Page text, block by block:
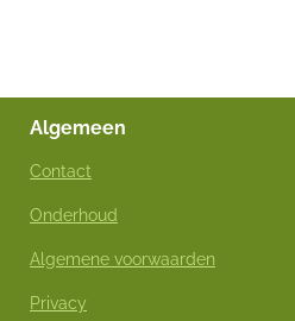
Algemeen
Contact
Onderhoud
Algemene voorwaarden
Privacy